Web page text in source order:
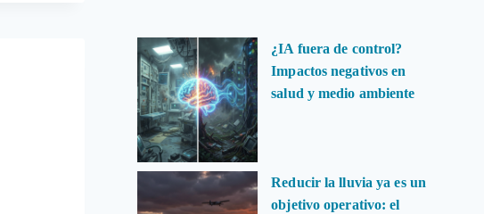
¿IA fuera de control?
Impactos negativos en
salud y medio ambiente
Reducir la lluvia ya es un
objetivo operativo: el